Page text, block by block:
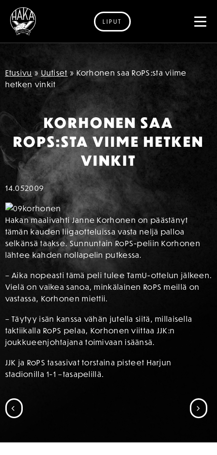
Siirry sisältöön
LIPUT
Etusivu » Uutiset » Korhonen saa RoPS:sta viime
hetken vinkit
KORHONEN SAA
ROPS:STA VIIME HETKEN
VINKIT
14.052009
Hakan maalivahti Janne Korhonen on päästänyt
tämän kauden liigaotteluissa vasta neljä palloa
selkänsä taakse. Sunnuntain RoPS-peliin Korhonen
lähtee kahden nollapelin putkessa.
– Aika nopeasti tämä peli tulee TamU-ottelun jälkeen.
Vielä on vaikea sanoa, minkälainen RoPS meillä on
vastassa, Korhonen miettii.
– Täytyy isän kanssa vähän jutella siitä, millaisella
taktiikalla RoPS pelaa, Korhonen viittaa JJK:n
joukkueenjohtajana toimivaan isäänsä.
JJK ja RoPS tasasivat torstaina pisteet Harjun
stadionilla 1-1 –tasapelillä.
SIIRRY EDELLISEEN